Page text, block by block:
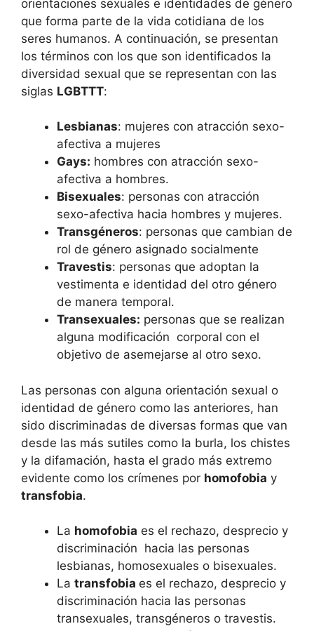
orientaciones sexuales e identidades de género
que forma parte de la vida cotidiana de los
seres humanos. A continuación, se presentan
los términos con los que son identificados la
diversidad sexual que se representan con las
siglas LGBTTT:
Lesbianas: mujeres con atracción sexo-
afectiva a mujeres
Gays: hombres con atracción sexo-
afectiva a hombres.
Bisexuales: personas con atracción
sexo-afectiva hacia hombres y mujeres.
Transgéneros: personas que cambian de
rol de género asignado socialmente
Travestis: personas que adoptan la
vestimenta e identidad del otro género
de manera temporal.
Transexuales: personas que se realizan
alguna modificación corporal con el
objetivo de asemejarse al otro sexo.
Las personas con alguna orientación sexual o
identidad de género como las anteriores, han
sido discriminadas de diversas formas que van
desde las más sutiles como la burla, los chistes
y la difamación, hasta el grado más extremo
evidente como los crímenes por homofobia y
transfobia.
La homofobia es el rechazo, desprecio y
discriminación hacia las personas
lesbianas, homosexuales o bisexuales.
La transfobia es el rechazo, desprecio y
discriminación hacia las personas
transexuales, transgéneros o travestis.